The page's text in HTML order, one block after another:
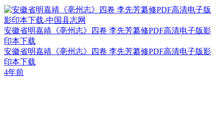
安徽省明嘉靖《亳州志》四卷 李先芳纂修PDF高清电子版影
印本下载
安徽省明嘉靖《亳州志》四卷 李先芳纂修PDF高清电子版影
印本下载
4年前